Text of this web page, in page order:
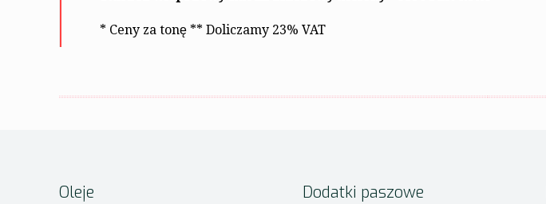
* Ceny za tonę ** Doliczamy 23% VAT
Oleje Dodatki paszowe